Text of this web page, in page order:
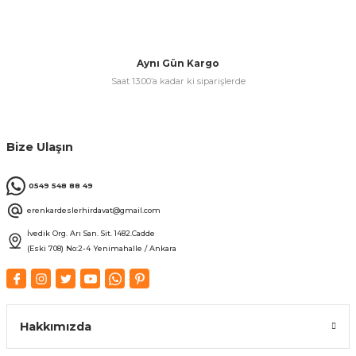
Aynı Gün Kargo
Saat 13:00’a kadar ki siparişlerde
Bize Ulaşın
0549 548 88 49
erenkardeslerhirdavat@gmail.com
İvedik Org. Arı San. Sit. 1482.Cadde
(Eski 708) No:2-4 Yenimahalle / Ankara
Hakkımızda